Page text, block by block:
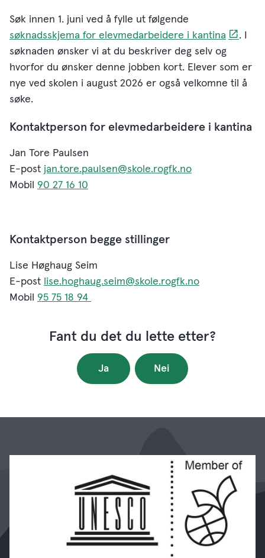
Søk innen 1. juni ved å fylle ut følgende
søknadsskjema for elevmedarbeidere i kantina
. I
søknaden ønsker vi at du beskriver deg selv og
hvorfor du ønsker denne jobben kort. Elever som er
nye ved skolen i august 2026 er også velkomne til å
søke.
Kontaktperson for elevmedarbeidere i kantina
Jan Tore Paulsen
E-post jan.tore.paulsen@skole.rogfk.no
Mobil 90 27 16 10
Kontaktperson begge stillinger
Lise Høghaug Seim
E-post lise.hoghaug.seim@skole.rogfk.no
Mobil 95 75 18 94
Fant du det du lette etter?
Ja Nei